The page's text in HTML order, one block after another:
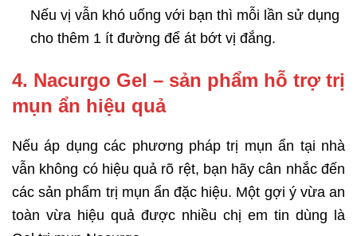
Nếu vị vẫn khó uống với bạn thì mỗi lần sử dụng
cho thêm 1 ít đường để át bớt vị đắng.
4. Nacurgo Gel – sản phẩm hỗ trợ trị
mụn ẩn hiệu quả
Nếu áp dụng các phương pháp trị mụn ẩn tại nhà
vẫn không có hiệu quả rõ rệt, bạn hãy cân nhắc đến
các sản phẩm trị mụn ẩn đặc hiệu. Một gợi ý vừa an
toàn vừa hiệu quả được nhiều chị em tin dùng là